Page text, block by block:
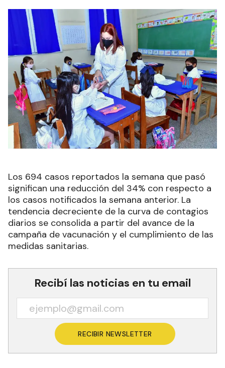
Los 694 casos reportados la semana que pasó
significan una reducción del 34% con respecto a
los casos notificados la semana anterior. La
tendencia decreciente de la curva de contagios
diarios se consolida a partir del avance de la
campaña de vacunación y el cumplimiento de las
medidas sanitarias.
Recibí las noticias en tu email
RECIBIR NEWSLETTER